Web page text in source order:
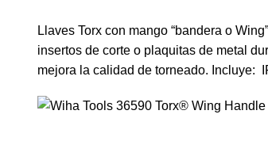
Llaves Torx con mango “bandera o
insertos de corte o plaquitas de metal
mejora la calidad de torneado. Incluye: